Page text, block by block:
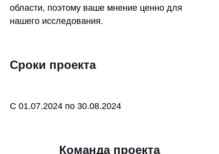
области, поэтому ваше мнение ценно для
нашего исследования.
Сроки проекта
С 01.07.2024 по 30.08.2024
Команда проекта